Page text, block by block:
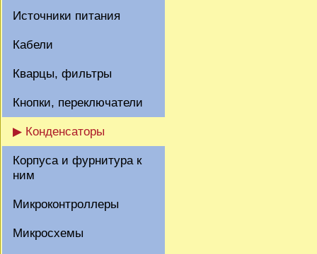
Источники питания
Кабели
Кварцы, фильтры
Кнопки, переключатели
▶ Конденсаторы
Корпуса и фурнитура к
ним
Микроконтроллеры
Микросхемы